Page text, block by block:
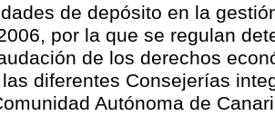
de depósito en la
por la que se regulan
de los derechos
diferentes Consejerías
Autónoma de